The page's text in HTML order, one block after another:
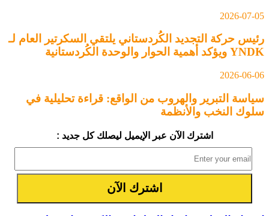
2026-07-05
رئيس حركة التجديد الكُردستاني يلتقي السكرتير العام لـ
YNDK ويؤكد أهمية الحوار والوحدة الكُردستانية
2026-06-06
سياسة التبرير والهروب من الواقع: قراءة تحليلية في
سلوك النخب والأنظمة
اشترك الآن عبر الإيميل ليصلك كل جديد :